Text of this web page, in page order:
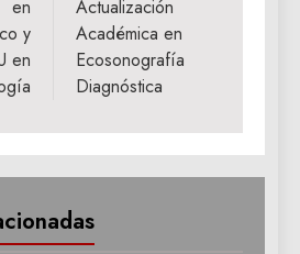
en
y
en
Actualización
Académica en
Ecosonografía
Diagnóstica